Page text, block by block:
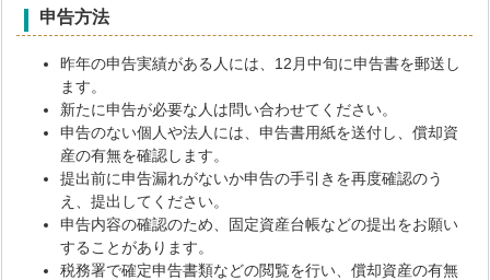
申告方法
昨年の申告実績がある人には、12月中旬に申告書を郵送し
ます。
新たに申告が必要な人は問い合わせてください。
申告のない個人や法人には、申告書用紙を送付し、償却資
産の有無を確認します。
提出前に申告漏れがないか申告の手引きを再度確認のう
え、提出してください。
申告内容の確認のため、固定資産台帳などの提出をお願い
することがあります。
税務署で確定申告書類などの閲覧を行い、償却資産の有無